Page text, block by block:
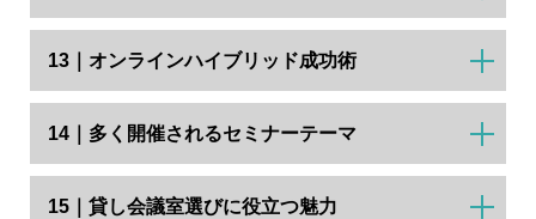
13｜オンラインハイブリッド成功術
14｜多く開催されるセミナーテーマ
15｜貸し会議室選びに役立つ魅力